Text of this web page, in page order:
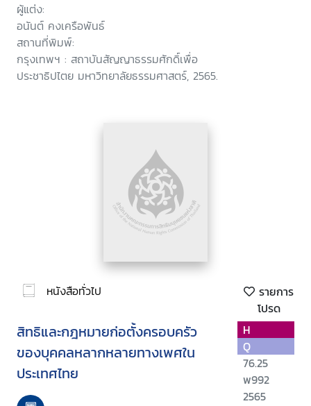
ผู้แต่ง:
อนันต์ คงเครือพันธ์
สถานที่พิมพ์:
กรุงเทพฯ : สถาบันสัญญาธรรมศักดิ์เพื่อ
ประชาธิปไตย มหาวิทยาลัยธรรมศาสตร์, 2565.
หนังสือทั่วไป
รายการ
โปรด
สิทธิและกฎหมายก่อตั้งครอบครัว
ของบุคคลหลากหลายทางเพศใน
ประเทศไทย
H
Q
76.25
พ992
2565